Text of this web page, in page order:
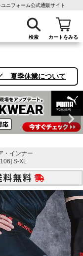
ニフォーム公式通販サイト
検索 カートをみる
き作業着 医療白衣
夏季休業について
・インナー
S-XL